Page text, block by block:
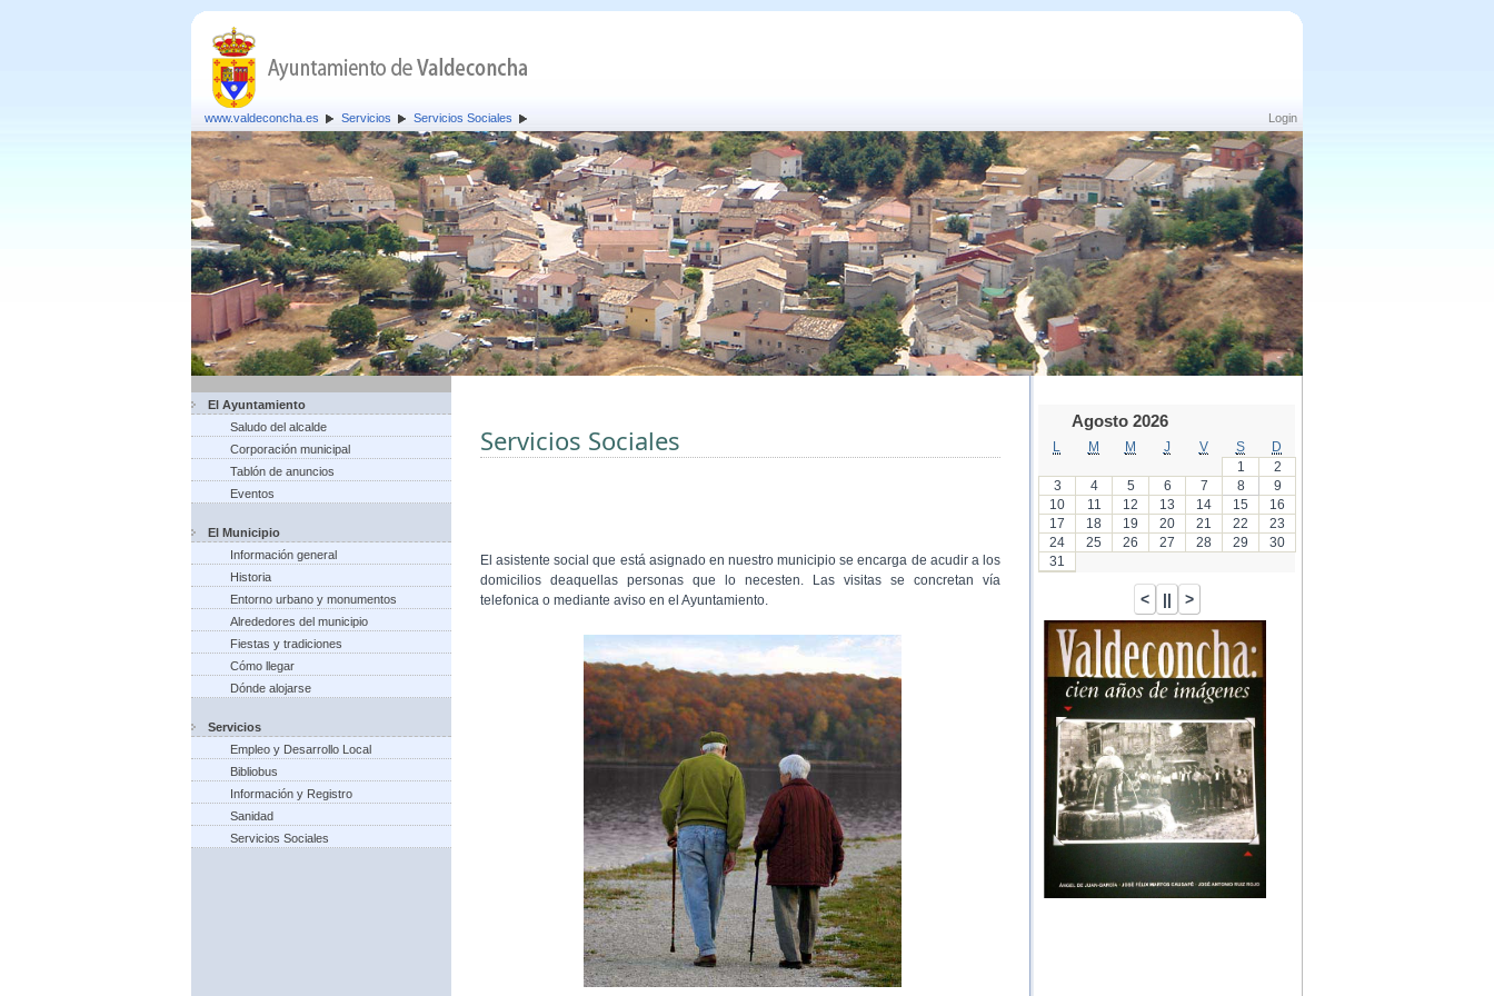
Login
www.valdeconcha.es Servicios Servicios Sociales
El Ayuntamiento
Saludo del alcalde
Corporación municipal
Tablón de anuncios
Eventos
El Municipio
Información general
Historia
Entorno urbano y monumentos
Alrededores del municipio
Fiestas y tradiciones
Cómo llegar
Dónde alojarse
Servicios
Empleo y Desarrollo Local
Bibliobus
Información y Registro
Sanidad
Servicios Sociales
Servicios Sociales
El asistente social que está asignado en nuestro municipio se encarga de acudir a los
domicilios deaquellas personas que lo necesten. Las visitas se concretan vía
telefonica o mediante aviso en el Ayuntamiento.
Agosto 2026
M M J V S
D
1
2
3
4 5 6 7 8
9
10
11 12 13 14 15
16
17
18 19 20 21 22
23
24
25 26 27 28 29
30
31